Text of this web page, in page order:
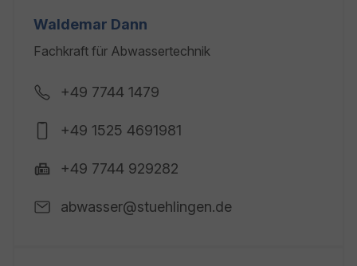
Waldemar Dann
Fachkraft für Abwassertechnik
+49 7744 1479
+49 1525 4691981
+49 7744 929282
abwasser@stuehlingen.de